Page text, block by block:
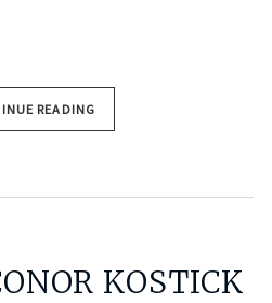
READING
KOSTICK